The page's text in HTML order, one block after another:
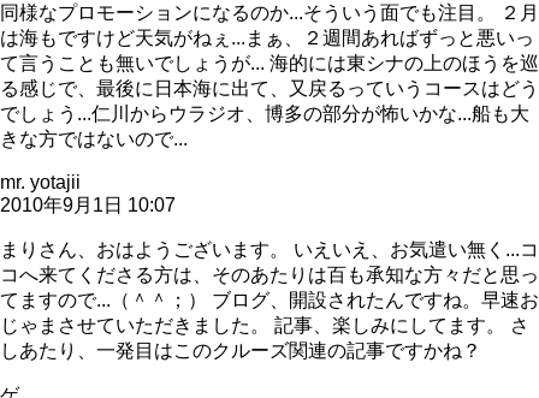
同様なプロモーションになるのか...そういう面でも注目。 ２月
は海もですけど天気がねぇ...まぁ、２週間あればずっと悪いっ
て言うことも無いでしょうが... 海的には東シナの上のほうを巡
る感じで、最後に日本海に出て、又戻るっていうコースはどう
でしょう...仁川からウラジオ、博多の部分が怖いかな...船も大
きな方ではないので...
mr. yotajii
2010年9月1日 10:07
まりさん、おはようございます。 いえいえ、お気遣い無く...コ
コへ来てくださる方は、そのあたりは百も承知な方々だと思っ
てますので...（＾＾；） ブログ、開設されたんですね。早速お
じゃまさせていただきました。 記事、楽しみにしてます。 さ
しあたり、一発目はこのクルーズ関連の記事ですかね？